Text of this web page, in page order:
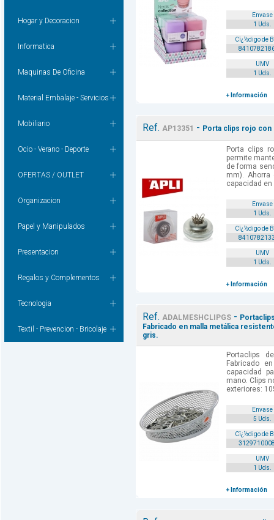
Hogar y Decoracion
Informatica
Maquinas De Oficina
Material Embalaje - Servicios
Mobiliario
Ocio - Verano - Deporte
OFERTAS / OUTLET
Organizacion
Papel y Manipulados
Presentacion
Regalos y Complementos
Tecnologia
Textil - Prevencion - Bricolaje
Envase
1 Uds.
Cï¿½digo de
UMV
1 Uds.
+ Información
Ref. AP13351 - Porta clips rojo con
Porta clips
permite
de forma
mm).
capacidad
Envase
1 Uds.
Cï¿½digo de
UMV
1 Uds.
+ Información
Ref. ADALMESHCLIPGS -
Fabricado en malla metálica
gris.
Portaclips
Fabricado
capacidad
mano. Clips
exteriores:
Envase
5 Uds.
Cï¿½digo de
UMV
1 Uds.
+ Información